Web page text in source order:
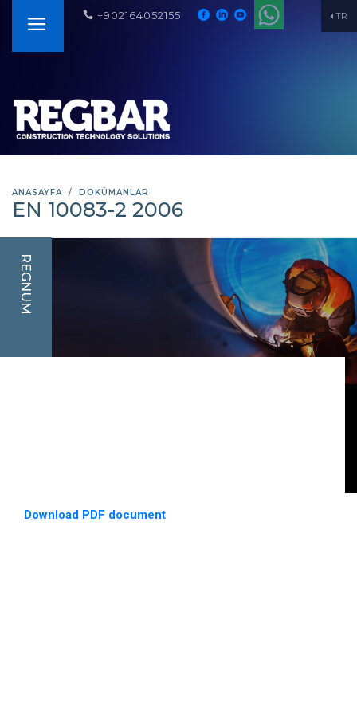
TR
+902164052155
ANASAYFA DOKÜMANLAR
EN 10083-2 2006
REGNUM
Download PDF document